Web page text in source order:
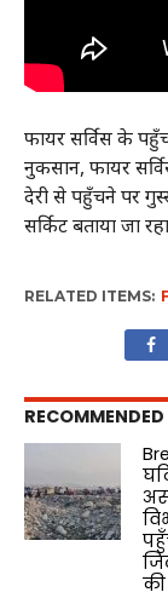
फायर सर्विस के
नुकसान, फायर
देरी से पहुँचने पर
सर्किट बताया जा
RELATED ITEMS: